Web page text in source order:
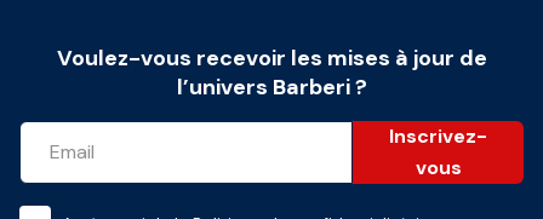
Voulez-vous recevoir les mises à jour de
l’univers Barberi ?
Inscrivez-
vous